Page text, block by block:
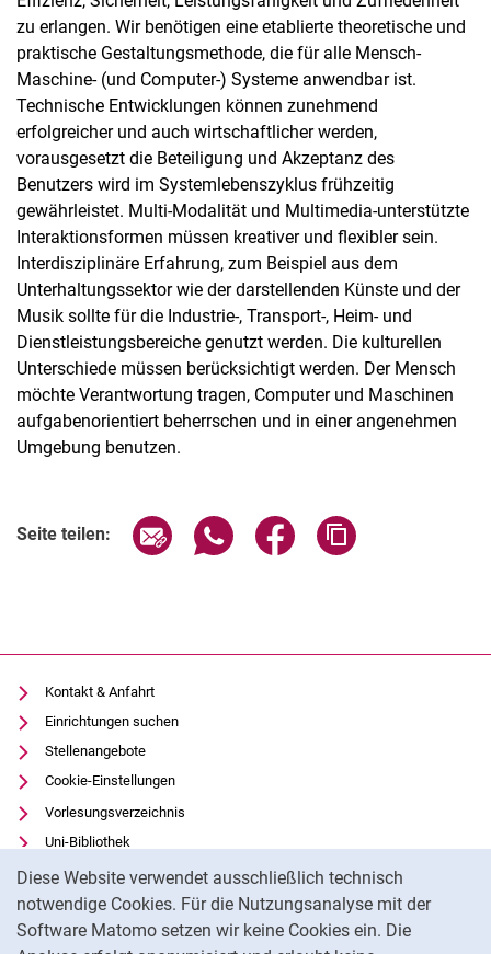
Diese Website verwendet ausschließlich technisch
notwendige Cookies. Für die Nutzungsanalyse mit der
Software Matomo setzen wir keine Cookies ein. Die
zu erlangen. Wir benötigen eine etablierte theoretische und
praktische Gestaltungsmethode, die für alle Mensch-
Maschine- (und Computer-) Systeme anwendbar ist.
Technische Entwicklungen können zunehmend
erfolgreicher und auch wirtschaftlicher werden,
vorausgesetzt die Beteiligung und Akzeptanz des
Benutzers wird im Systemlebenszyklus frühzeitig
gewährleistet. Multi-Modalität und Multimedia-unterstützte
Interaktionsformen müssen kreativer und flexibler sein.
Interdisziplinäre Erfahrung, zum Beispiel aus dem
Unterhaltungssektor wie der darstellenden Künste und der
Musik sollte für die Industrie-, Transport-, Heim- und
Dienstleistungsbereiche genutzt werden. Die kulturellen
Unterschiede müssen berücksichtigt werden. Der Mensch
möchte Verantwortung tragen, Computer und Maschinen
aufgabenorientiert beherrschen und in einer angenehmen
Umgebung benutzen.
Seite teilen: Seite über E-Mail teilen
Seite über WhatsApp teilen
Seite über Facebook
Kontakt & Anfahrt
Einrichtungen suchen
Stellenangebote
Cookie-Einstellungen
Vorlesungsverzeichnis
Uni-Bibliothek
Moodle
Panopto
Datenschutz